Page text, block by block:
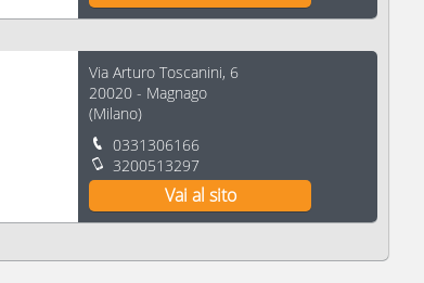
Via Arturo Toscanini, 6
20020 - Magnago
(Milano)
0331306166
3200513297
Vai al sito